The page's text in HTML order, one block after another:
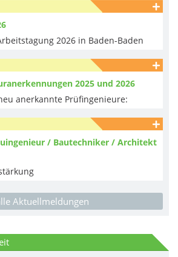
2026 in Baden-Baden
2025 und 2026
anerkannte Prüfingenieure:
/ Bautechniker / Architekt
Aktuellmeldungen